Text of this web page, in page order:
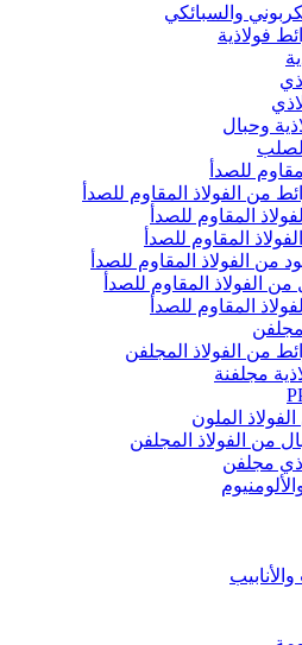
والسبائكي
فولاذية
وحبال
للصدأ
من الفولاذ المقاوم للصدأ
المقاوم للصدأ
المقاوم للصدأ
الفولاذ المقاوم للصدأ
الفولاذ المقاوم للصدأ
المقاوم للصدأ
من الفولاذ المجلفن
مجلفنة
الملون
من الفولاذ المجلفن
مجلفن